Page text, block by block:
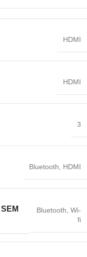
HDMI
HDMI
3
Bluetooth HDMI
Bluetooth Wi-
fi